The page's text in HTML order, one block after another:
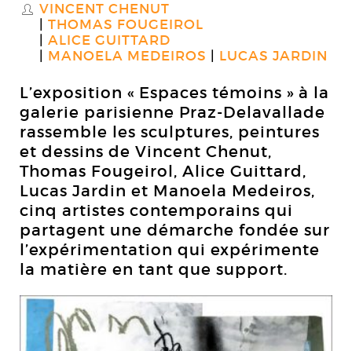
S VINCENT CHENUT
THOMAS FOUGEIROL
ALICE GUITTARD
MANOELA MEDEIROS
LUCAS JARDIN
L’exposition « Espaces témoins » à la
galerie parisienne Praz-Delavallade
rassemble les sculptures, peintures
et dessins de Vincent Chenut,
Thomas Fougeirol, Alice Guittard,
Lucas Jardin et Manoela Medeiros,
cinq artistes contemporains qui
partagent une démarche fondée sur
l’expérimentation qui expérimente
la matière en tant que support.